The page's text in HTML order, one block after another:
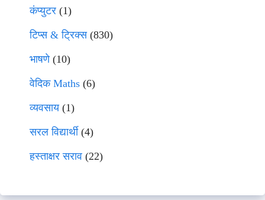
कंप्युटर (1)
टिप्स & ट्रिक्स(830)
भाषणे(10)
वेदिक Maths (6)
व्यवसाय(1)
सरल विद्यार्थी(4)
हस्ताक्षर सराव (22)